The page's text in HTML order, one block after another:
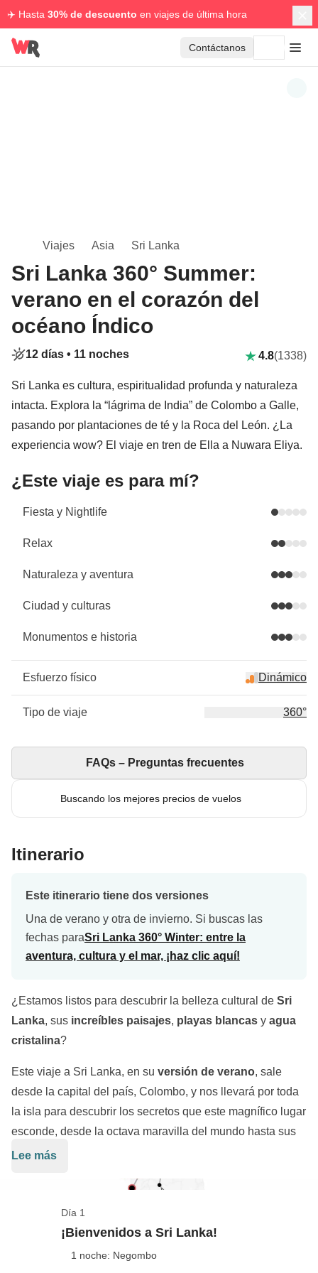
✈️ Hasta 30% de descuento en viajes de última hora
Contáctanos
Viajes Asia Sri Lanka
Sri Lanka 360° Summer:
verano en el corazón del
océano Índico
12 días • 11 noches 4.8(1338)
Sri Lanka es cultura, espiritualidad profunda y naturaleza
intacta. Explora la “lágrima de India” de Colombo a Galle,
pasando por plantaciones de té y la Roca del León. ¿La
experiencia wow? El viaje en tren de Ella a Nuwara Eliya.
¿Este viaje es para mí?
Fiesta y Nightlife
Relax
Naturaleza y aventura
Ciudad y culturas
Monumentos e historia
Esfuerzo físico Dinámico
Tipo de viaje 360°
Buscando los mejores precios de vuelos
FAQs – Preguntas frecuentes
Itinerario
Este itinerario tiene dos versiones
Una de verano y otra de invierno. Si buscas las
fechas paraSri Lanka 360° Winter: entre la
aventura, cultura y el mar, ¡haz clic aquí!
¿Estamos listos para descubrir la belleza cultural de Sri
Lanka, sus increíbles paisajes, playas blancas y agua
cristalina?
Este viaje a Sri Lanka, en su versión de verano, sale
desde la capital del país, Colombo, y nos llevará por toda
la isla para descubrir los secretos que este magnífico lugar
esconde, desde la octava maravilla del mundo hasta sus
maravillosas playas. Atravesaremos
preciosos yacimientos arqueológicos de
DambullaySigiriya
bajo el sol en los alrededores deTrincomalee
Un viaje inolvidable por la "lágrima de la India"
conmovedoras tradiciones religiosas. Será un viaje tan
único que querremos captar cada momento con nuestra
Lee más
Día 1
¡Bienvenidos a Sri Lanka!
1 noche: Negombo